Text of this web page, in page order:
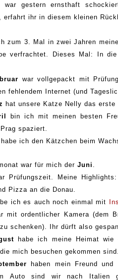
war gestern ernsthaft
erfahrt ihr in diesem kleinen R
zum 3. Mal in zwei Jahren meine
verfrachtet. Dieses Mal: In die
war vollgepackt mit
fehlendem Internet (und
hat unsere Katze Nelly das erste
bin ich mit meinen besten
spaziert.
habe ich den Kätzchen beim
war für mich der Juni
Prüfungszeit. Meine Highlights :
Pizza an die Donau.
iches auch noch einmalmit
mit ordentlicher Kamera (dem
zu schenken)
Ihr dürft also
habe ich meine Heimat wie
mich besuchen gekommen sind.
haben mein Freund
Auto sind wir nach Italien